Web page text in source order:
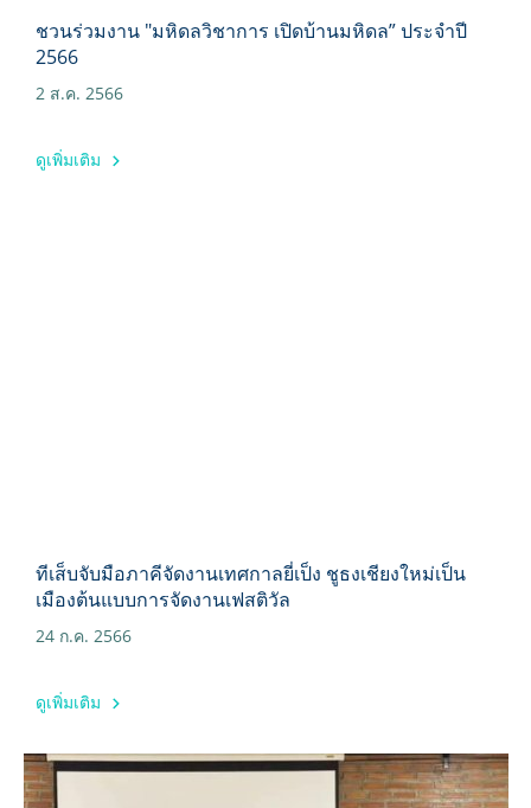
ชวนร่วมงาน "มหิดลวิชาการ เปิดบ้านมหิดล” ประจำปี
2566
2 ส.ค. 2566
ดูเพิ่มเติม
ทีเส็บจับมือภาคีจัดงานเทศกาลยี่เป็ง ชูธงเชียงใหม่เป็น
เมืองต้นแบบการจัดงานเฟสติวัล
24 ก.ค. 2566
ดูเพิ่มเติม